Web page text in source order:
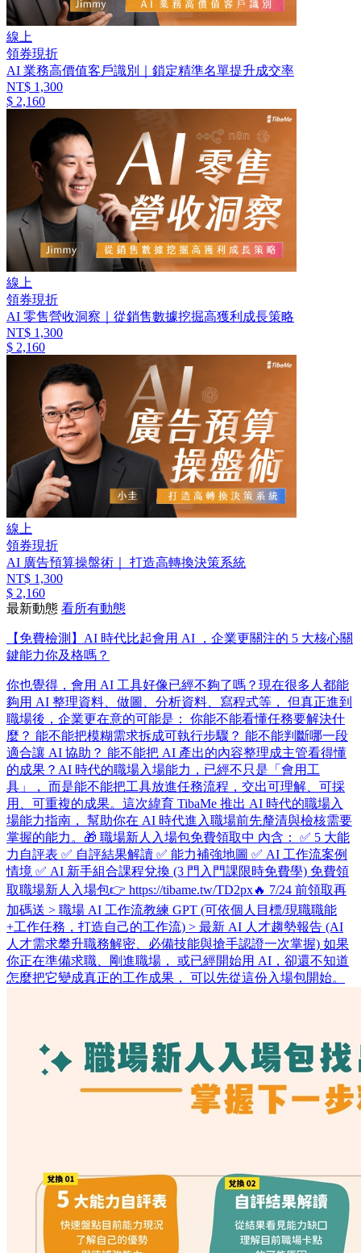
線上
領券現折
AI 業務高價值客戶識別｜鎖定精準名單提升成交率
NT$ 1,300
$ 2,160
線上
領券現折
AI 零售營收洞察｜從銷售數據挖掘高獲利成長策略
NT$ 1,300
$ 2,160
線上
領券現折
AI 廣告預算操盤術｜ 打造高轉換決策系統
NT$ 1,300
$ 2,160
最新動態 看所有動態
【免費檢測】AI 時代比起會用 AI ，企業更關注的 5 大核心關
鍵能力你及格嗎？
你也覺得，會用 AI 工具好像已經不夠了嗎？ ​ 現在很多人都能
夠用 AI 整理資料、做圖、分析資料、寫程式等， 但真正進到
職場後，企業更在意的可能是： 你能不能看懂任務要解決什
麼？ 能不能把模糊需求拆成可執行步驟？ 能不能判斷哪一段
適合讓 AI 協助？ 能不能把 AI 產出的內容整理成主管看得懂
的成果？ ​ AI 時代的職場入場能力，已經不只是「會用工
具」， 而是能不能把工具放進任務流程，交出可理解、可採
用、可重複的成果。 ​ 這次緯育 TibaMe 推出 AI 時代的職場入
場能力指南， 幫助你在 AI 時代進入職場前先釐清與檢核需要
掌握的能力。 ​ 🎁 職場新人入場包免費領取中 內含： ✅ 5 大能
力自評表 ✅ 自評結果解讀 ✅ 能力補強地圖 ✅ AI 工作流案例
情境 ✅ AI 新手組合課程兌換 (3 門入門課限時免費學) 免費領
取職場新人入場包👉 https://tibame.tw/TD2px ​ 🔥 7/24 前領取再
加碼送 > 職場 AI 工作流教練 GPT (可依個人目標/現職職能
+工作任務，打造自己的工作流) > 最新 AI 人才趨勢報告 (AI
人才需求攀升職務解密、必備技能與搶手認證一次掌握) 如果
你正在準備求職、剛進職場， 或已經開始用 AI，卻還不知道
怎麼把它變成真正的工作成果， 可以先從這份入場包開始。 ​